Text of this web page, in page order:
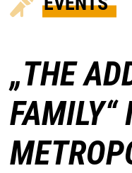
„THE
FAMILY“